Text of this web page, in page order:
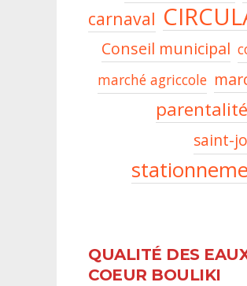
carnaval
Conseil municipal
marché agriccole
parentalité
saint-
QUALITÉ DES
COEUR BOULIKI